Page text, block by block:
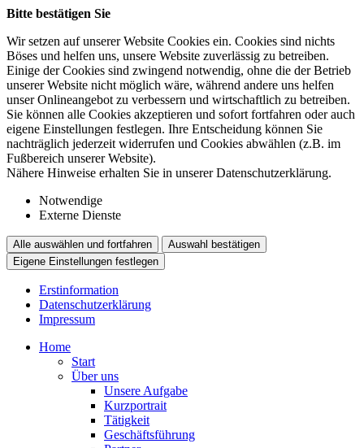
Bitte bestätigen Sie
Wir setzen auf unserer Website Cookies ein. Cookies sind nichts
Böses und helfen uns, unsere Website zuverlässig zu betreiben.
Einige der Cookies sind zwingend notwendig, ohne die der Betrieb
unserer Website nicht möglich wäre, während andere uns helfen
unser Onlineangebot zu verbessern und wirtschaftlich zu betreiben.
Sie können alle Cookies akzeptieren und sofort fortfahren oder auch
eigene Einstellungen festlegen. Ihre Entscheidung können Sie
nachträglich jederzeit widerrufen und Cookies abwählen (z.B. im
Fußbereich unserer Website).
Nähere Hinweise erhalten Sie in unserer Datenschutzerklärung.
Notwendige
Externe Dienste
Alle auswählen und fortfahren
Auswahl bestätigen
Eigene Einstellungen festlegen
Erstinformation
Datenschutzerklärung
Impressum
Home
Start
Über uns
Unsere Aufgabe
Kurzportrait
Tätigkeit
Geschäftsführung